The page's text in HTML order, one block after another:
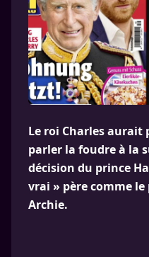
Le roi Charles aurait
parler la foudre à la
décision du prince
vrai » père comme
Archie.